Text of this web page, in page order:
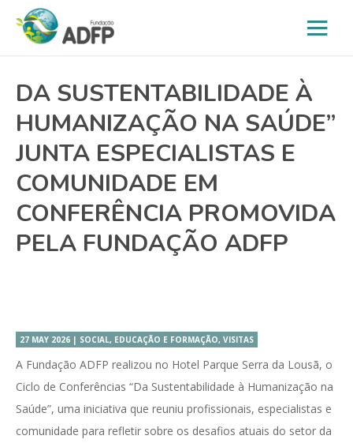
DA SUSTENTABILIDADE À
HUMANIZAÇÃO NA SAÚDE”
JUNTA ESPECIALISTAS E
COMUNIDADE EM
CONFERÊNCIA PROMOVIDA
PELA FUNDAÇÃO ADFP
27 MAY 2026 | SOCIAL, EDUCAÇÃO E FORMAÇÃO, VISITAS
A Fundação ADFP realizou no Hotel Parque Serra da Lousã, o
Ciclo de Conferências “Da Sustentabilidade à Humanização na
Saúde”, uma iniciativa que reuniu profissionais, especialistas e
comunidade para refletir sobre os desafios atuais do setor da